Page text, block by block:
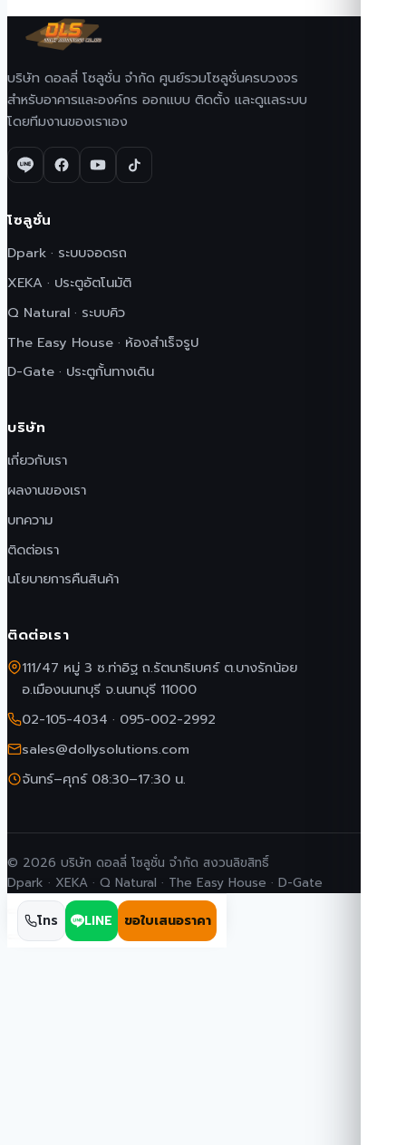
บริษัท ดอลลี่ โซลูชั่น จำกัด ศูนย์รวมโซลูชั่นครบวงจร
สำหรับอาคารและองค์กร ออกแบบ ติดตั้ง และดูแลระบบ
โดยทีมงานของเราเอง
โซลูชั่น
Dpark · ระบบจอดรถ
XEKA · ประตูอัตโนมัติ
Q Natural · ระบบคิว
The Easy House · ห้องสำเร็จรูป
D-Gate · ประตูกั้นทางเดิน
บริษัท
เกี่ยวกับเรา
ผลงานของเรา
บทความ
ติดต่อเรา
นโยบายการคืนสินค้า
ติดต่อเรา
111/47 หมู่ 3 ซ.ท่าอิฐ ถ.รัตนาธิเบศร์ ต.บางรักน้อย
อ.เมืองนนทบุรี จ.นนทบุรี 11000
02-105-4034 · 095-002-2992
sales@dollysolutions.com
จันทร์–ศุกร์ 08:30–17:30 น.
© 2026 บริษัท ดอลลี่ โซลูชั่น จำกัด สงวนลิขสิทธิ์
Dpark · XEKA · Q Natural · The Easy House · D-Gate
โทร LINE ขอใบเสนอราคา